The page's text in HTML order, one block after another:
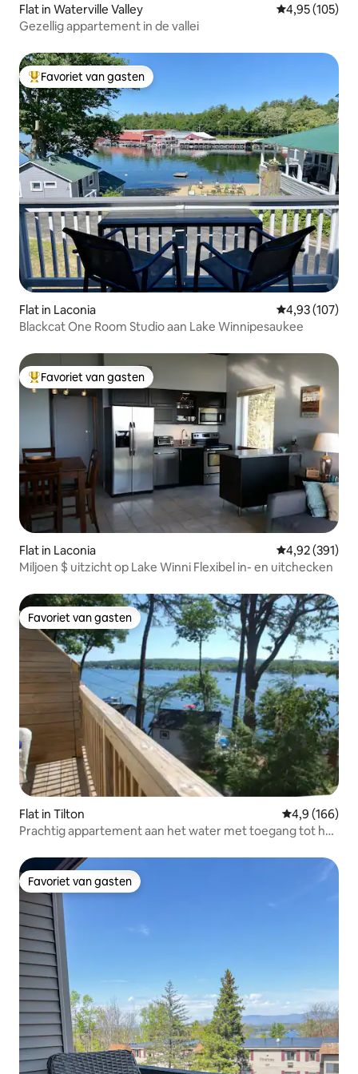
Flat in Waterville Valley Gemiddelde
4,95 (105)
Gezellig appartement in de vallei
Topfavoriet van gasten
Favoriet van gasten
Flat in Laconia Gemiddelde
4,93 (107)
Blackcat One Room Studio aan Lake Winnipesaukee
Topfavoriet van gasten
Favoriet van gasten
Flat in Laconia Gemiddelde
4,92 (391)
Miljoen $ uitzicht op Lake Winni Flexibel in- en uitchecken
Favoriet van gasten
Favoriet van gasten
Flat in Tilton Gemiddelde
4,9 (166)
Prachtig appartement aan het water met toegang tot het
Favoriet van gasten
Favoriet van gasten